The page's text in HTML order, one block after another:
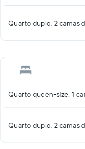
Quarto duplo, 2 camas
Quarto queen-size, 1
Quarto duplo, 2 camas